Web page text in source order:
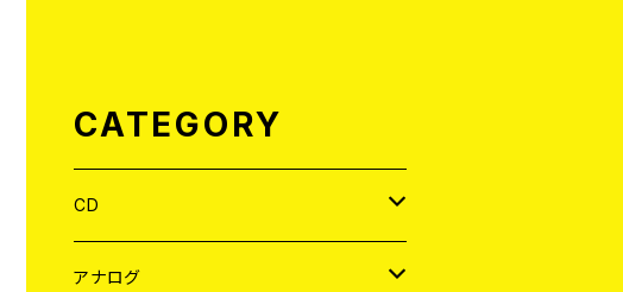
CATEGORY
CD
JAPAN
アナログ